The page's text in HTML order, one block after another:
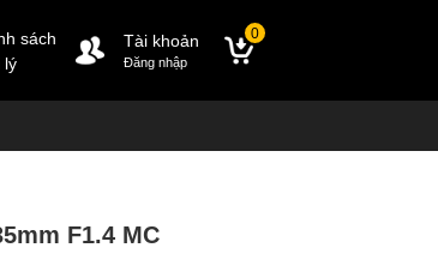
sách
lý
Tài khoản
Đăng nhập
0
F1.4 MC